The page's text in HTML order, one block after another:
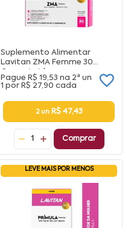
Suplemento Alimentar
Lavitan ZMA Femme 30
Comprimidos
Pague R$ 19,53 na 2ª un
1 por R$ 27,90 cada
2 un R$ 47,43
1 Comprar
LEVE MAIS POR MENOS